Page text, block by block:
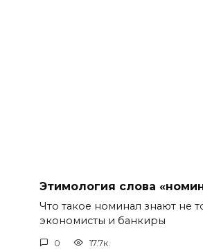
Этимология слова
Что такое номинал знают не
экономисты и банкиры
0 17.7к.